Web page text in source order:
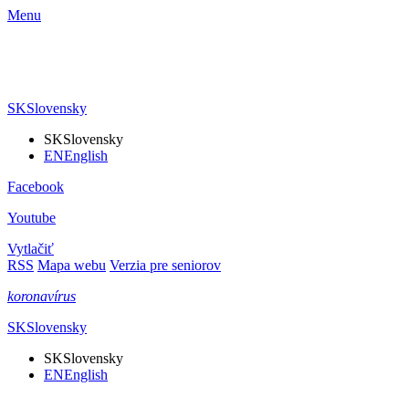
Menu
SKSlovensky
SKSlovensky
ENEnglish
Facebook
Youtube
Vytlačiť
RSS Mapa webu Verzia pre seniorov
koronavírus
SKSlovensky
SKSlovensky
ENEnglish